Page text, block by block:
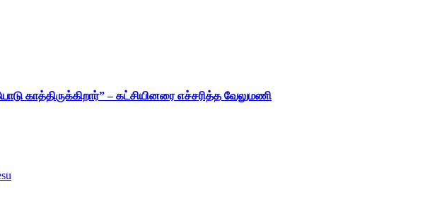
காத்திருக்கிறார்” – கட்சியினரை எச்சரித்த வேலுமணி